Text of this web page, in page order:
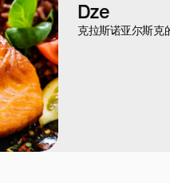
Dze
克拉斯诺亚尔斯克